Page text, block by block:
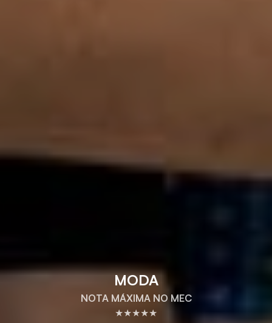
MODA
NOTA MÁXIMA NO MEC
★★★★★